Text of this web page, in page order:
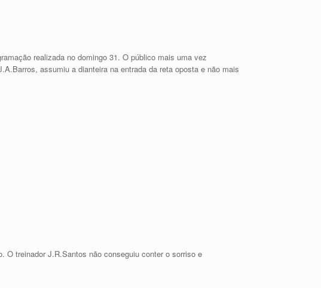
realizada no domingo 31. O público mais uma vez
assumiu a dianteira na entrada da reta oposta e não mais
O treinador J.R.Santos não conseguiu conter o sorriso e